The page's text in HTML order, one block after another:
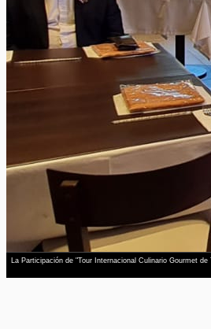
La Participación de "Tour Internacional Culinario Gourmet de